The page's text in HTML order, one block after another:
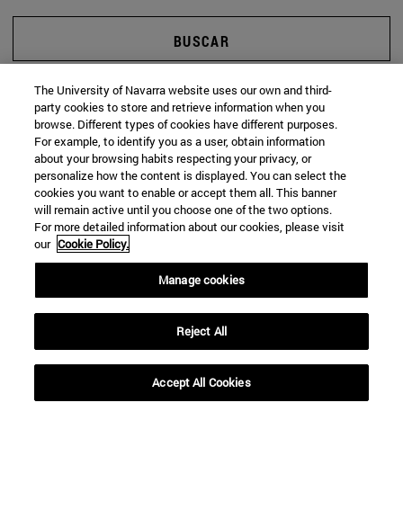
BUSCAR
The University of Navarra website uses our own and third-
party cookies to store and retrieve information when you
browse. Different types of cookies have different purposes.
For example, to identify you as a user, obtain information
about your browsing habits respecting your privacy, or
personalize how the content is displayed. You can select the
cookies you want to enable or accept them all. This banner
will remain active until you choose one of the two options.
For more detailed information about our cookies, please visit
our Cookie Policy.
Manage cookies
Reject All
Accept All Cookies